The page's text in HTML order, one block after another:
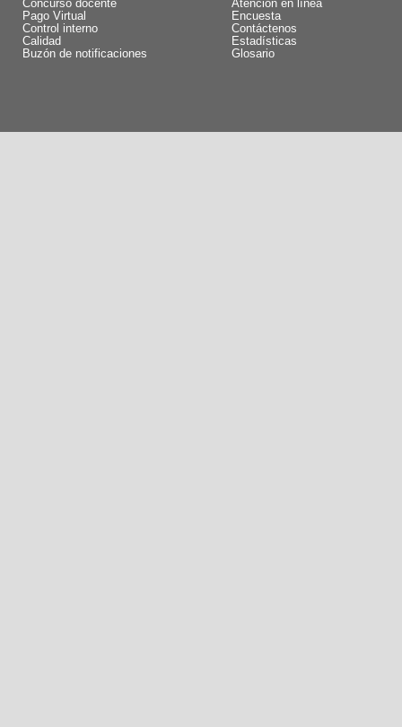
Concurso docente
Pago Virtual
Control interno
Calidad
Buzón de notificaciones
Atención en línea
Encuesta
Contáctenos
Estadísticas
Glosario